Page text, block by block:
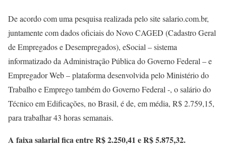
De acordo com uma pesquisa realizada pelo site salario.com.br,
juntamente com dados oficiais do Novo CAGED (Cadastro Geral
de Empregados e Desempregados), eSocial – sistema
informatizado da Administração Pública do Governo Federal – e
Empregador Web – plataforma desenvolvida pelo Ministério do
Trabalho e Emprego também do Governo Federal -, o salário do
Técnico em Edificações, no Brasil, é de, em média, R$ 2.759,15,
para trabalhar 43 horas semanais.
A faixa salarial fica entre R$ 2.250,41 e R$ 5.875,32.